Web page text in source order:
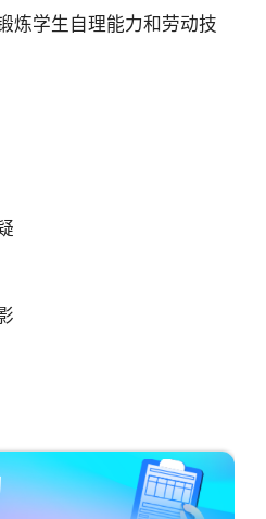
炼学生自理能力和劳动技